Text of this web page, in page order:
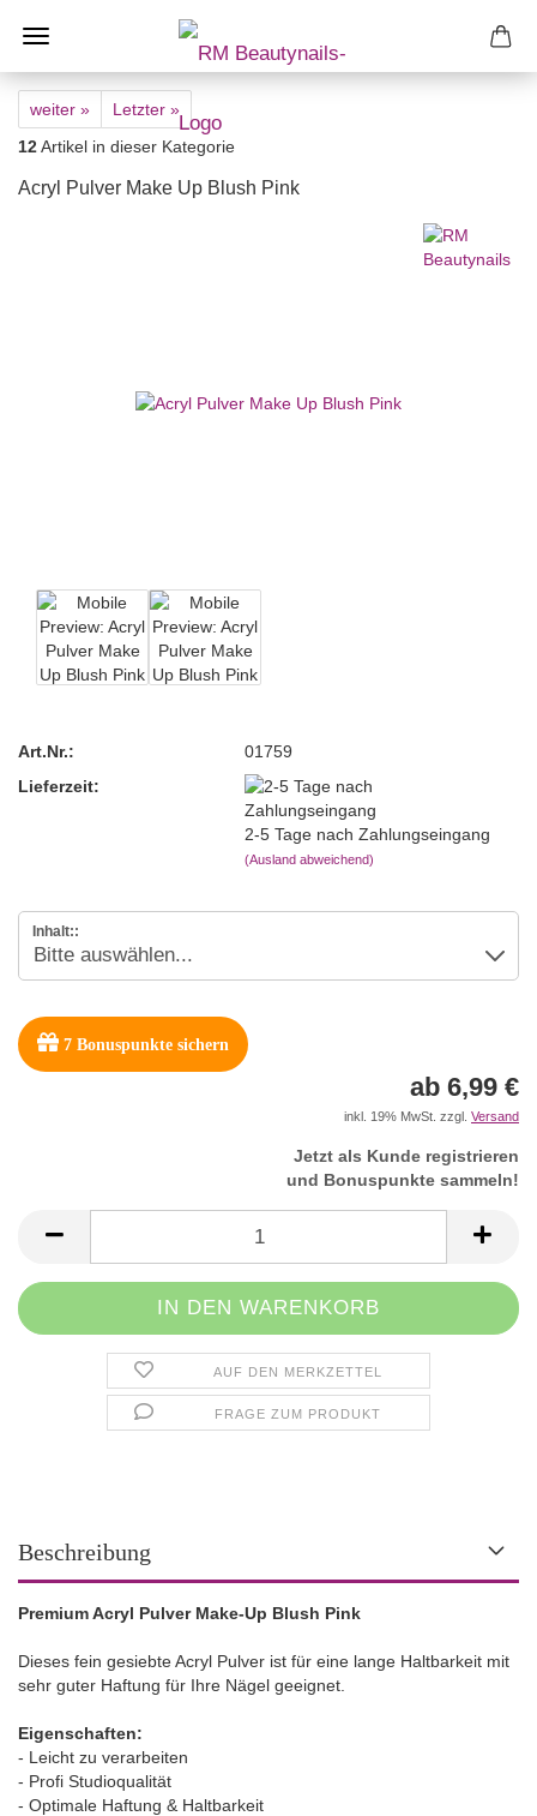
weiter »
Letzter »
12Artikel in dieser Kategorie
Acryl Pulver Make Up Blush Pink
Art.Nr.:
01759
Lieferzeit:
2-5 Tage nach Zahlungseingang
(Ausland abweichend)
Inhalt::
7 Bonuspunkte sichern
ab 6,99 €
inkl. 19% MwSt. zzgl. Versand
Jetzt als Kunde registrieren
und Bonuspunkte sammeln!
AUF DEN MERKZETTEL
FRAGE ZUM PRODUKT
Beschreibung
Premium Acryl Pulver Make-Up Blush Pink
Dieses fein gesiebte Acryl Pulver ist für eine lange Haltbarkeit mit
sehr guter Haftung für Ihre Nägel geeignet.
Eigenschaften:
- Leicht zu verarbeiten
- Profi Studioqualität
- Optimale Haftung & Haltbarkeit